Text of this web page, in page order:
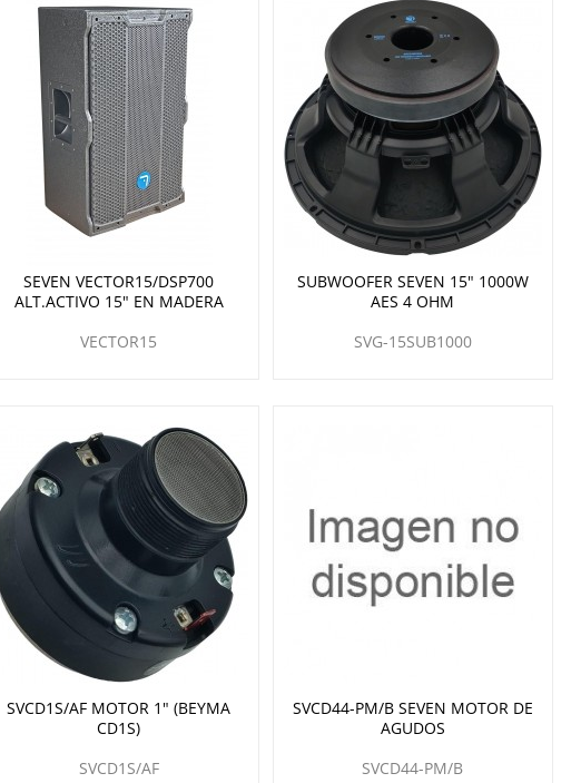
SEVEN VECTOR15/DSP700
ALT.ACTIVO 15" EN MADERA
VECTOR15
SUBWOOFER SEVEN 15" 1000W
AES 4 OHM
SVG-15SUB1000
SVCD1S/AF MOTOR 1" (BEYMA
CD1S)
SVCD1S/AF
SVCD44-PM/B SEVEN MOTOR DE
AGUDOS
SVCD44-PM/B